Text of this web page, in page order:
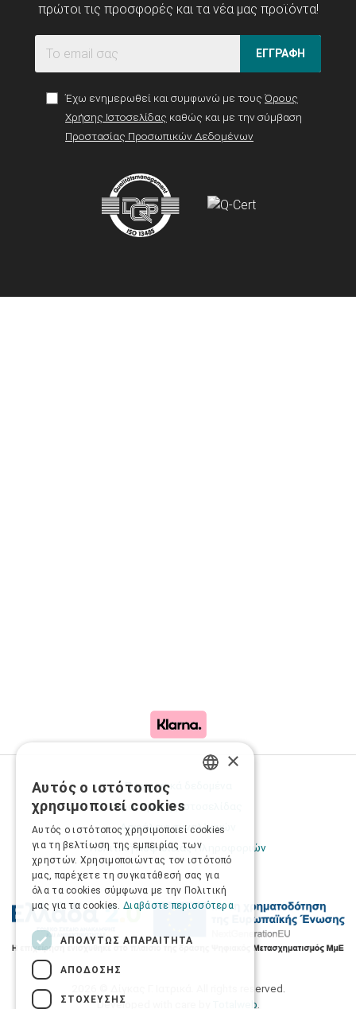
πρώτοι τις προσφορές και τα νέα μας προϊόντα!
ΕΓΓΡΑΦΗ
Έχω ενημερωθεί και συμφωνώ με τους Όρους
Χρήσης Ιστοσελίδας καθώς και με την σύμβαση
Προστασίας Προσωπικών Δεδομένων
Προσωπικά δεδομένα
Όροι Χρήσης Ιστοσελίδας
Ασφάλεια συναλλαγών
Πολιτική Ασφάλειας Πληροφοριών
2026 © Δίγκας Γ. Ιατρικά. All rights reserved.
Developed with care by
Totalweb.
×
Αυτός ο ιστότοπος
χρησιμοποιεί cookies
Αυτός ο ιστότοπος χρησιμοποιεί cookies
για τη βελτίωση της εμπειρίας των
χρηστών. Χρησιμοποιώντας τον ιστότοπό
μας, παρέχετε τη συγκατάθεσή σας για
όλα τα cookies σύμφωνα με την Πολιτική
μας για τα cookies. Διαβάστε περισσότερα
ΑΠΟΛΎΤΩΣ ΑΠΑΡΑΊΤΗΤΑ
ΑΠΌΔΟΣΗΣ
ΣΤΌΧΕΥΣΗΣ